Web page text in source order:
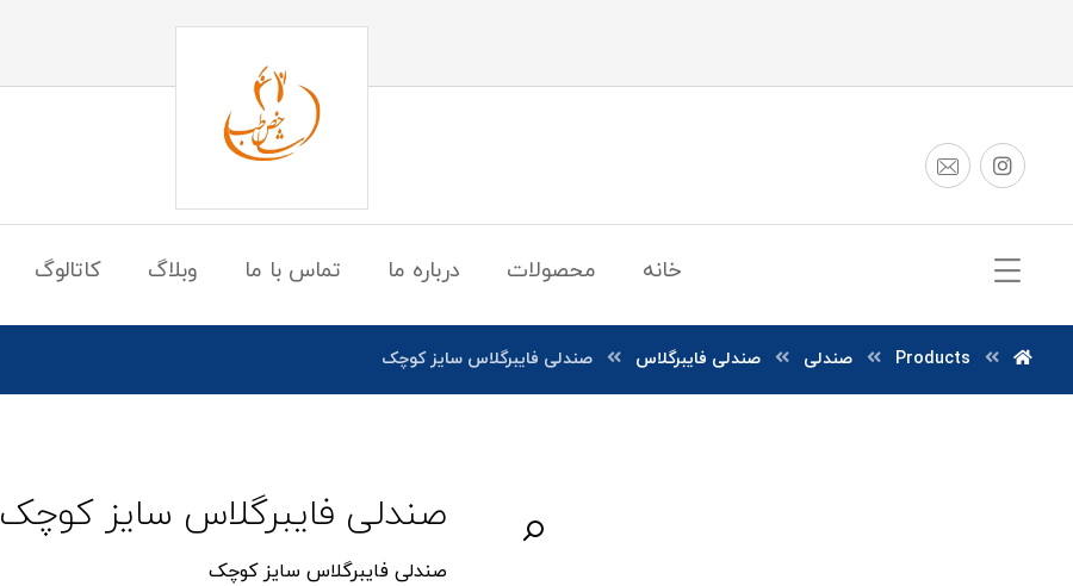
خانه محصولات درباره ما تماس با ما وبلاگ کاتالوگ
Products صندلی صندلی فایبرگلاس صندلی فایبرگلاس سایز کوچک
صندلی فایبرگلاس سایز کوچک
صندلی فایبرگلاس سایز کوچک